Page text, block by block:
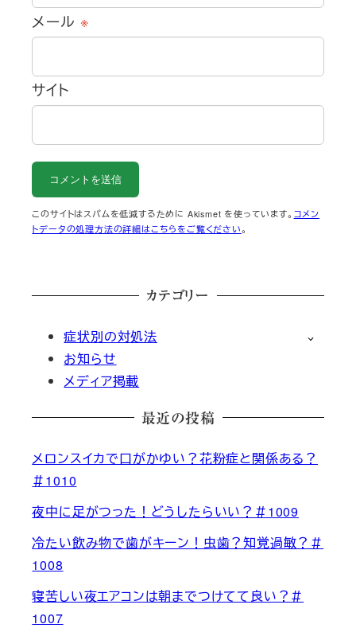
メール ※
サイト
このサイトはスパムを低減するために Akismet を使っています。 コメン
トデータの処理方法の詳細はこちらをご覧ください 。
カテゴリー
症状別の対処法
お知らせ
メディア掲載
最近の投稿
メロンスイカで口がかゆい？花粉症と関係ある？
＃1010
夜中に足がつった！どうしたらいい？＃1009
冷たい飲み物で歯がキーン！虫歯？知覚過敏？＃
1008
寝苦しい夜エアコンは朝までつけてて良い？＃
1007